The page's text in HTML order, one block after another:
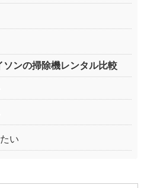
ソンの掃除機レンタル比較
い